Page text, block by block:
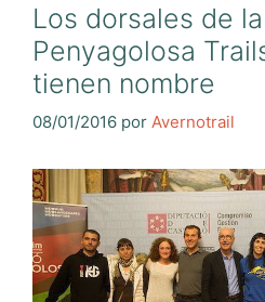
Los dorsales de
Penyagolosa
tienen nombre
08/01/2016 por Avernotrail